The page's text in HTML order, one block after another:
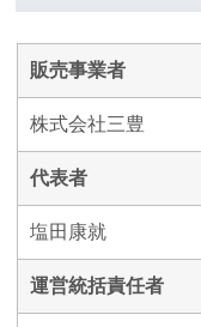
販売事業者
株式会社三豊
代表者
塩田康就
運営統括責任者